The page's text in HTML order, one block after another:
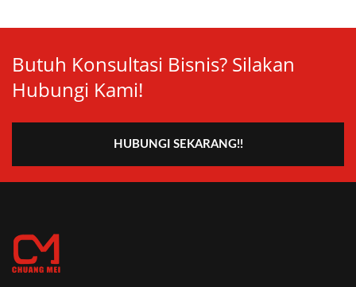
Butuh Konsultasi Bisnis? Silakan
Hubungi Kami!
HUBUNGI SEKARANG!!